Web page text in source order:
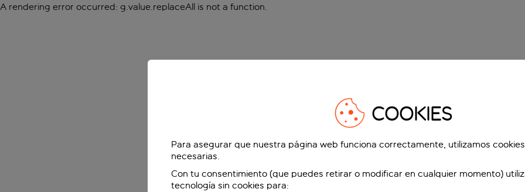
A rendering error occurred: g.value.replaceAll is not a function.
COOKIES
Para asegurar que nuestra página web funciona correctamente, utilizamos
necesarias.
Con tu consentimiento (que puedes retirar o modificar en cualquier momento)
tecnología sin cookies para: